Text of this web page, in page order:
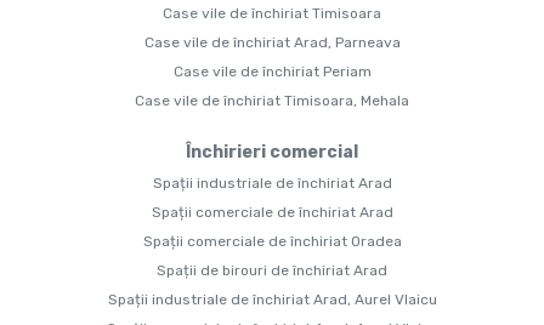
Case vile de închiriat Timisoara
Case vile de închiriat Arad, Parneava
Case vile de închiriat Periam
Case vile de închiriat Timisoara, Mehala
Închirieri comercial
Spații industriale de închiriat Arad
Spații comerciale de închiriat Arad
Spații comerciale de închiriat Oradea
Spații de birouri de închiriat Arad
Spații industriale de închiriat Arad, Aurel Vlaicu